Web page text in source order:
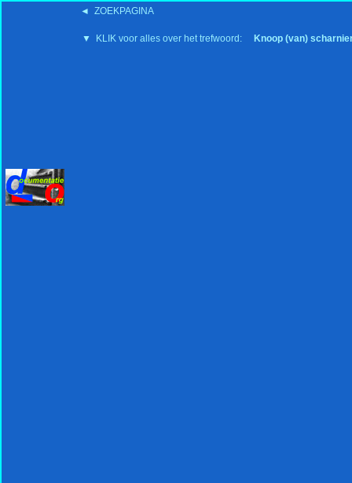
◄ ZOEKPAGINA
▼ KLIK voor alles over het trefwoord: Knoop (van)
'15:19 19-2-2008